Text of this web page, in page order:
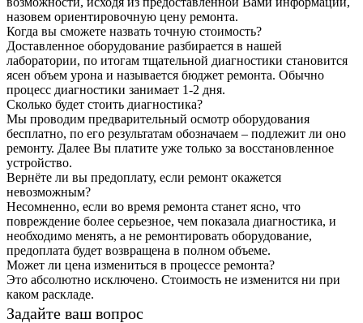
назовем ориентировочную цену ремонта.
Когда вы сможете назвать точную стоимость?
Доставленное оборудование разбирается в нашей
лаборатории, по итогам тщательной диагностики становится
ясен объем урона и называется бюджет ремонта. Обычно
процесс диагностики занимает 1-2 дня.
Сколько будет стоить диагностика?
Мы проводим предварительный осмотр оборудования
бесплатно, по его результатам обозначаем – подлежит ли оно
ремонту. Далее Вы платите уже только за восстановленное
устройство.
Вернёте ли вы предоплату, если ремонт окажется
невозможным?
Несомненно, если во время ремонта станет ясно, что
повреждение более серьезное, чем показала диагностика, и
необходимо менять, а не ремонтировать оборудование,
предоплата будет возвращена в полном объеме.
Может ли цена измениться в процессе ремонта?
Это абсолютно исключено. Стоимость не изменится ни при
каком раскладе.
Задайте ваш вопрос